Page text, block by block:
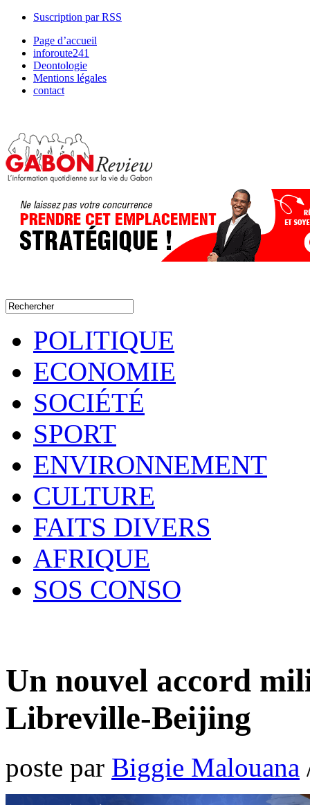
Suscription par RSS
Page d’accueil
inforoute241
Deontologie
Mentions légales
contact
POLITIQUE
ECONOMIE
SOCIÉTÉ
SPORT
ENVIRONNEMENT
CULTURE
FAITS DIVERS
AFRIQUE
SOS CONSO
Un nouvel accord
Libreville-Beijing
poste par Biggie Malouana